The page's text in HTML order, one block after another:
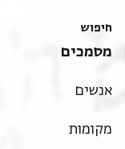
חיפוש
מסמכים
אנשים
מקומות